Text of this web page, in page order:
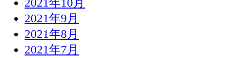
2021年10月
2021年9月
2021年8月
2021年7月